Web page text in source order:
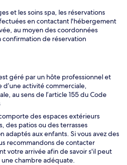
et les soins spa, les réservations
en contactant l'hébergement
au moyen des coordonnées
confirmation de réservation
géré par un hôte professionnel et
d’une activité commerciale,
au sens de l’article 155 du Code
des espaces extérieurs
des patios ou des terrasses
adaptés aux enfants. Si vous avez des
recommandons de contacter
votre arrivée afin de savoir s'il peut
une chambre adéquate.